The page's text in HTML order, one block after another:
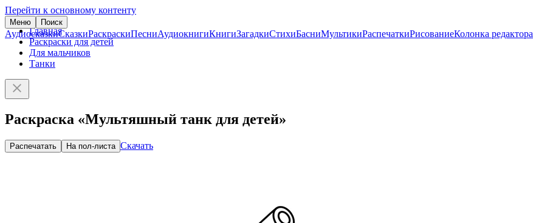
Перейти к основному контенту
Меню Поиск
АудиосказкиСказкиРаскраскиПесниАудиокнигиКнигиЗагадкиСтихиБасниМультикиРаспечаткиРисованиеКолонка редактора
Главная
Раскраски для детей
Для мальчиков
Танки
Раскраска «Мультяшный танк для детей»
Распечатать На пол-листа Скачать